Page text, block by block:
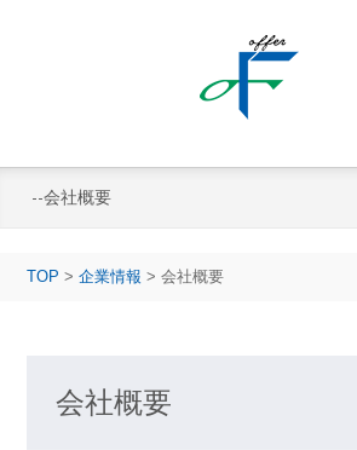
TOP >企業情報 >会社概要
会社概要